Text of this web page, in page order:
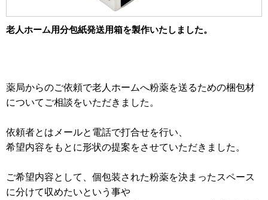
老人ホーム用分包紙発送用箱を製作いたしました。
薬局からのご依頼で老人ホームへ粉薬を送るための梱包材
についてご相談をいただきました。
依頼者とはメールと電話で打合せを行い、
希望内容をもとに形状の提案をさせていただきました。
ご希望内容として、個包装された粉薬を決まったスペース
に分けて収めたいという事や
食品・食材用
産業・電化製品用
アニメ関連
2012年
2009年